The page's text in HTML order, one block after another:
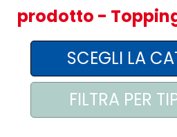
CONTATTI
AREA AGENTI
prodotto -